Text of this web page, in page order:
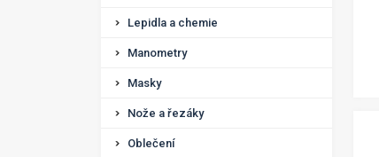
Lepidla a chemie
Manometry
Masky
Nože a řezáky
Oblečení